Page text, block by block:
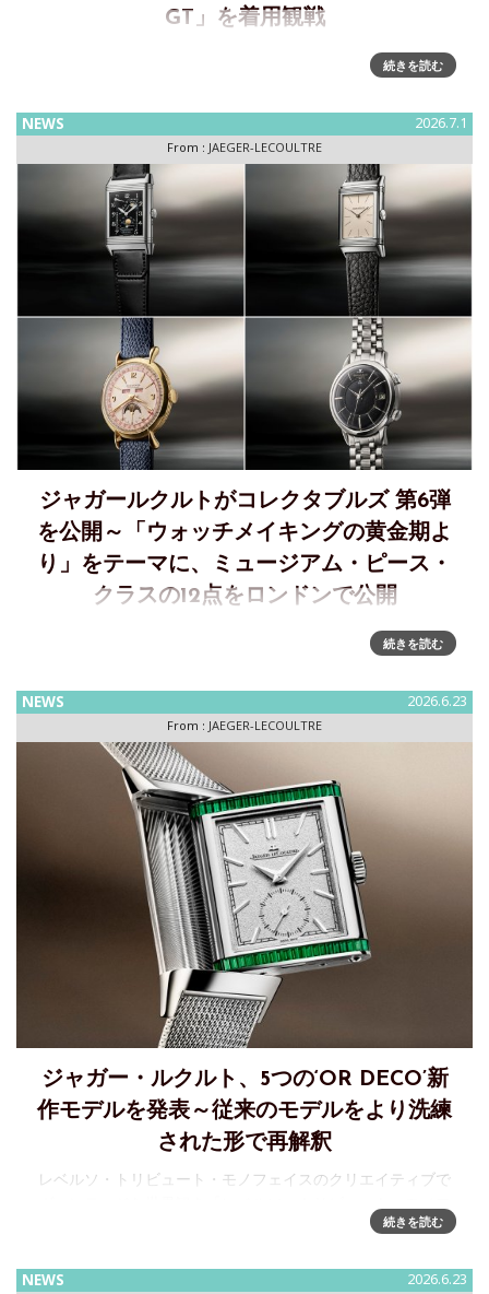
GT」を着用観戦
ブラッド・ピット、2026 FIFAワールドカップ、トルコ対アメ
リカ戦でジャガー・ルクルトを着用俳優のブラッド・ピット
し、ジャガー・ルクルトのタイムピースを着用しました。
続きを読む
NEWS 2026.7.1
From : JAEGER-LECOULTRE
ジャガールクルトがコレクタブルズ 第6弾
を公開～「ウォッチメイキングの黄金期よ
り」をテーマに、ミュージアム・ピース・
クラスの12点をロンドンで公開
コレクタブルズ 第6弾、「ウォッチメイキングの黄金期よ
り」～博物館に展示されるほどの12点の作品をロンドンで公
作品を紹介し、購入の機会を提供する「コレクタブルズ」プ
ログラム
続きを読む
NEWS 2026.6.23
From : JAEGER-LECOULTRE
ジャガー・ルクルト、5つの‘OR DECO’新
作モデルを発表～従来のモデルをより洗練
された形で再解釈
レベルソ・トリビュート・モノフェイスのクリエイティブで
ェイス‘OR DECO’ シリーズ」からの5つの新作モデルで拡充
続きを読む
NEWS 2026.6.23